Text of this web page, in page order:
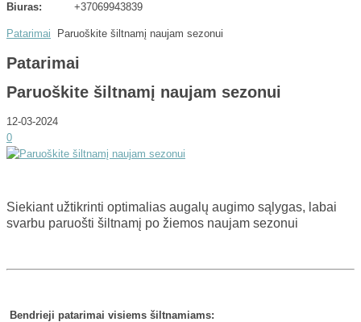
Biuras: +37069943839
Patarimai Paruoškite šiltnamį naujam sezonui
Patarimai
Paruoškite šiltnamį naujam sezonui
12-03-2024
0
Siekiant užtikrinti optimalias augalų augimo sąlygas, labai
svarbu paruošti šiltnamį po žiemos naujam sezonui
Bendrieji patarimai visiems šiltnamiams: